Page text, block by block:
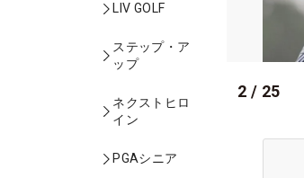
LIV GOLF
ステップ・ア
ップ
ネクストヒロ
イン
PGAシニア
2 / 25